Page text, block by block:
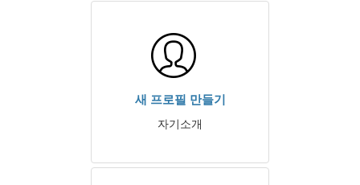
새 프로필 만들기
자기소개